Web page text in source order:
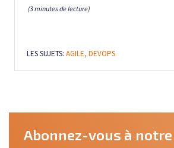
(3 minutes de lecture)
LES SUJETS: AGILE, DEVOPS
Abonnez-vous à